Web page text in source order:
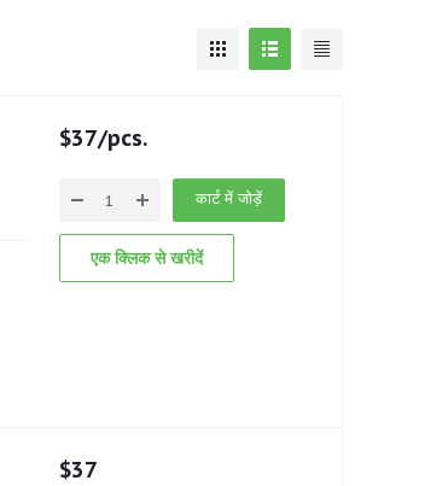
$37/pcs.
कार्ट में जोड़ें
एक क्लिक से खरीदें
$37